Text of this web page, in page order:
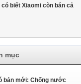
biết Xiaomi còn bán cả
mục
bản mới: Chống nước